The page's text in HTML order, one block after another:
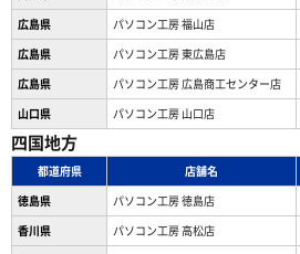
広島県
パソコン工房 福山店
広島県
パソコン工房 東広島店
広島県
パソコン工房 広島商工センター店
山口県
パソコン工房 山口店
四国地方
都道府県 店舗名
徳島県
パソコン工房 徳島店
香川県
パソコン工房 高松店